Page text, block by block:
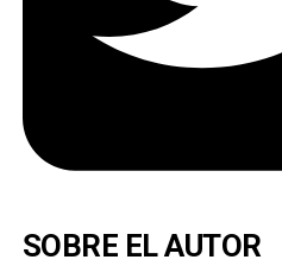
SOBRE EL AUTOR